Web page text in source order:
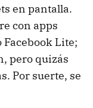
en pantalla.
con apps
Lite;
pero quizás
Por suerte, se